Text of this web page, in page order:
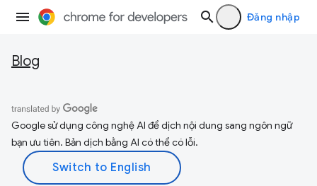
Đăng nhập
Blog
Google sử dụng công nghệ AI để dịch nội dung sang ngôn ngữ
bạn ưu tiên. Bản dịch bằng AI có thể có lỗi.